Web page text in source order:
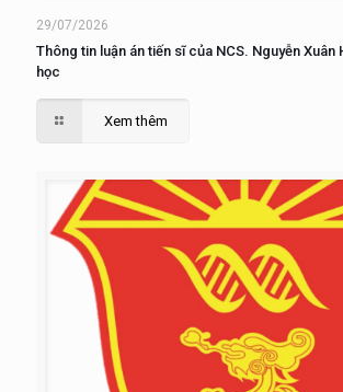
29/07/2026
Thông tin luận án tiến sĩ của NCS. Nguyễn Xuân
học
Xem thêm